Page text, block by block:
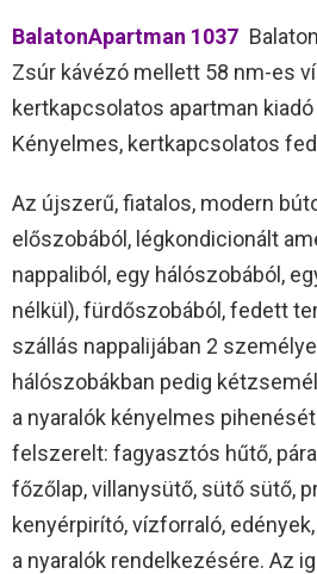
BalatonApartman 1037
Zsúr kávézó mellett 58 nm-es
kertkapcsolatos apartman
Kényelmes, kertkapcsolatos
Az újszerű, fiatalos, modern
előszobából, légkondicionált
nappaliból, egy hálószobából,
nélkül), fürdőszobából, fedett
szállás nappalijában 2
hálószobákban pedig
a nyaralók kényelmes
felszerelt: fagyasztós hűtő,
főzőlap, villanysütő, sütő sütő,
kenyérpirító, vízforraló,
a nyaralók rendelkezésére. Az